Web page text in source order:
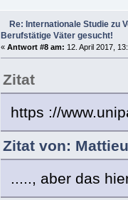
Re: Internationale Studie zu
Berufstätige Väter gesucht!
« Antwort #8 am: 12. April 2017,
Zitat
https ://
Zitat von:
....., aber das